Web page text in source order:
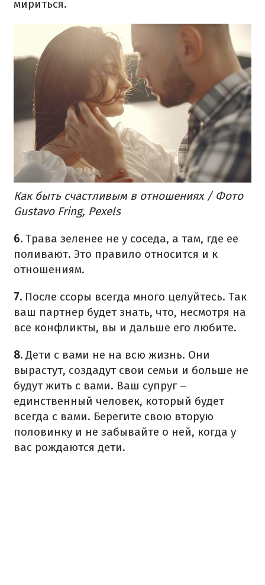
мириться.
Как быть счастливым в отношениях / Фото
Gustavo Fring, Pexels
6. Трава зеленее не у соседа, а там, где ее
поливают. Это правило относится и к
отношениям.
7. После ссоры всегда много целуйтесь. Так
ваш партнер будет знать, что, несмотря на
все конфликты, вы и дальше его любите.
8. Дети с вами не на всю жизнь. Они
вырастут, создадут свои семьи и больше не
будут жить с вами. Ваш супруг –
единственный человек, который будет
всегда с вами. Берегите свою вторую
половинку и не забывайте о ней, когда у
вас рождаются дети.